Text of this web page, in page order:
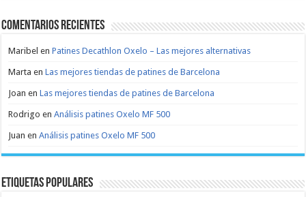
Comentarios recientes
Maribel enPatines Decathlon Oxelo – Las mejores alternativas
Marta enLas mejores tiendas de patines de Barcelona
Joan enLas mejores tiendas de patines de Barcelona
Rodrigo enAnálisis patines Oxelo MF 500
Juan enAnálisis patines Oxelo MF 500
Etiquetas populares